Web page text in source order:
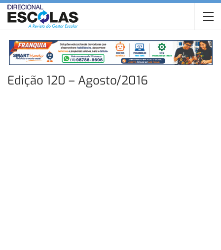
Edição 120 – Agosto/2016